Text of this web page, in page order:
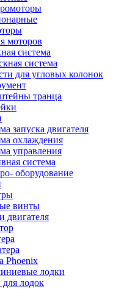
моторов
система
система
для угловых колонок
транца
запуска двигателя
охлаждения
управления
система
оборудование
винты
двигателя
Phoenix
лодки
лодок